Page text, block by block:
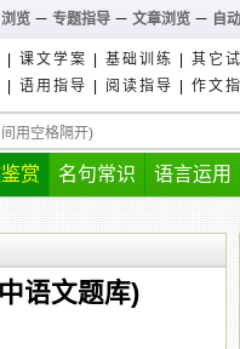
览 － 专题指导 － 文章浏览 － 自
课文学案 基础训练
其它
语用指导 阅读指导 作文
赏 名句常识 语言运用
语文题库)